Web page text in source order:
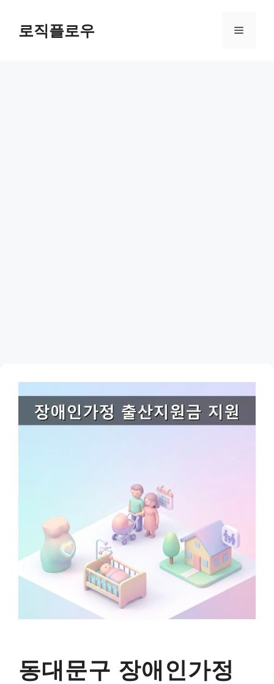
content로직플로우 Menu
동대문구 장애인가정